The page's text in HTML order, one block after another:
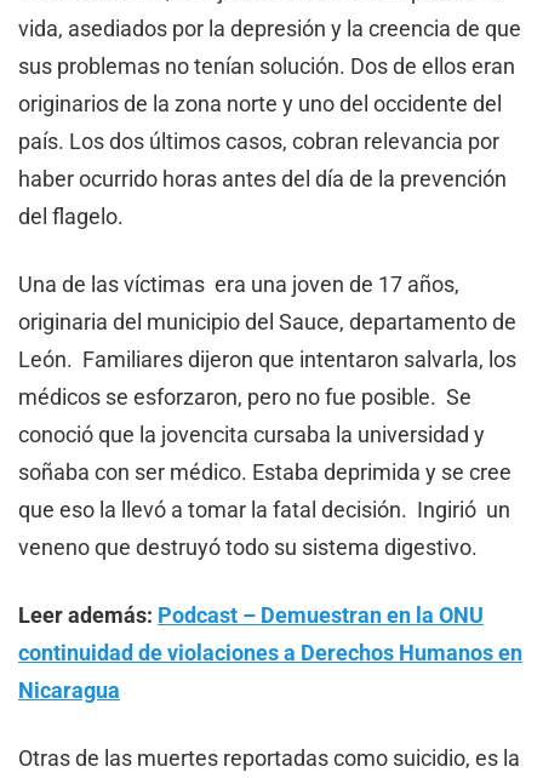
vida, asediados por la depresión y la creencia de que
sus problemas no tenían solución. Dos de ellos eran
originarios de la zona norte y uno del occidente del
país. Los dos últimos casos, cobran relevancia por
haber ocurrido horas antes del día de la prevención
del flagelo.
Una de las víctimas era una joven de 17 años,
originaria del municipio del Sauce, departamento de
León. Familiares dijeron que intentaron salvarla, los
médicos se esforzaron, pero no fue posible. Se
conoció que la jovencita cursaba la universidad y
soñaba con ser médico. Estaba deprimida y se cree
que eso la llevó a tomar la fatal decisión. Ingirió un
veneno que destruyó todo su sistema digestivo.
Leer además: Podcast – Demuestran en la ONU
continuidad de violaciones a Derechos Humanos en
Nicaragua
Otras de las muertes reportadas como suicidio, es la